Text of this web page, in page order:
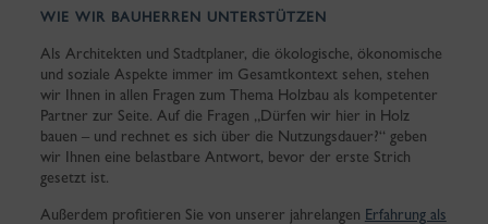
WIE WIR BAUHERREN UNTERSTÜTZEN
Als Architekten und Stadtplaner, die ökologische, ökonomische
und soziale Aspekte immer im Gesamtkontext sehen, stehen
wir Ihnen in allen Fragen zum Thema Holzbau als kompetenter
Partner zur Seite. Auf die Fragen „Dürfen wir hier in Holz
bauen – und rechnet es sich über die Nutzungsdauer?“ geben
wir Ihnen eine belastbare Antwort, bevor der erste Strich
gesetzt ist.
Außerdem profitieren Sie von unserer jahrelangen Erfahrung als